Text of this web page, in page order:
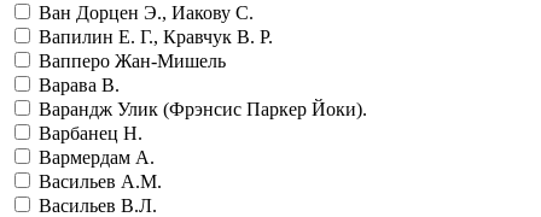
Ван Дорцен Э., Иакову С.
Вапилин Е. Г., Кравчук В. Р.
Вапперо Жан-Мишель
Варава В.
Варандж Улик (Фрэнсис Паркер Йоки).
Варбанец Н.
Вармердам А.
Васильев А.М.
Васильев В.Л.